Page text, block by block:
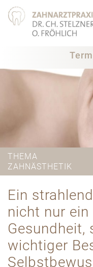
THEMA
ZAHNÄSTHETIK
Ein
nicht nur
Gesundheit,
wichtiger